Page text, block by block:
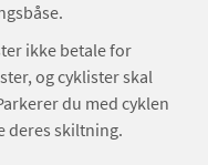
ikke betale for
og cyklister skal
du med cyklen
deres skiltning.